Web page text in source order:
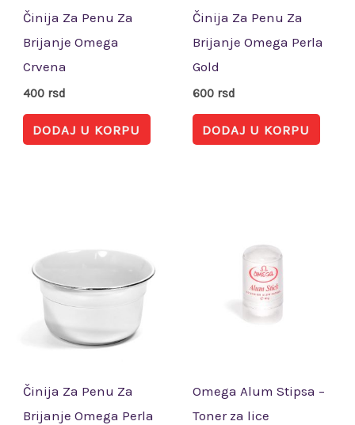
Činija Za Penu Za
Brijanje Omega
Crvena
400 rsd
DODAJ U KORPU
Činija Za Penu Za
Brijanje Omega Perla
Gold
600 rsd
DODAJ U KORPU
Činija Za Penu Za
Brijanje Omega Perla
Omega Alum Stipsa –
Toner za lice